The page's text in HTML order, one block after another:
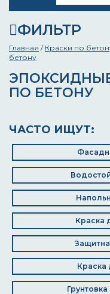
ФИЛЬТР
Главная / Краски по
бетону
ПО БЕТОНУ
ЧАСТО ИЩУТ:
Краска
Краска